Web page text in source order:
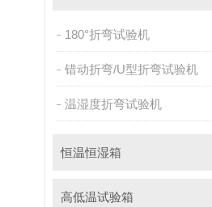
180°折弯试验机
错动折弯/U型折弯试验机
温湿度折弯试验机
恒温恒湿箱
高低温试验箱